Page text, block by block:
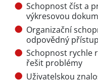
Schopnost číst a
výkresovou
Organizační
odpovědný přístup
Schopnost rychle
řešit problémy
Uživatelskou